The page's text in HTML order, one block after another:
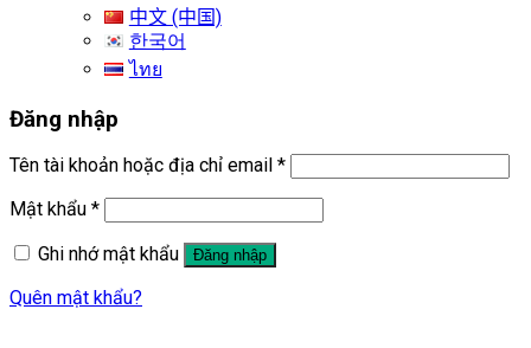
中文 (中国)
한국어
ไทย
Đăng nhập
Tên tài khoản hoặc địa chỉ email *
Mật khẩu *
Ghi nhớ mật khẩu
Đăng nhập
Quên mật khẩu?